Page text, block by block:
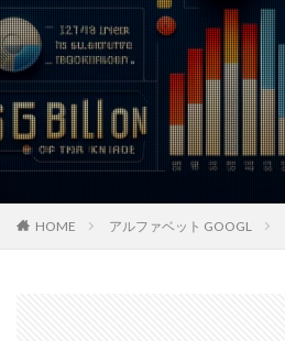
HOME アルファベット GOOGL